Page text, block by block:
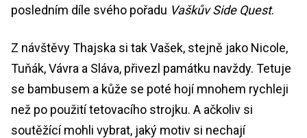
posledním díle svého pořadu Vaškův Side Quest.
Z návštěvy Thajska si tak Vašek, stejně jako Nicole,
Tuňák, Vávra a Sláva, přivezl památku navždy. Tetuje
se bambusem a kůže se poté hojí mnohem rychleji
než po použití tetovacího strojku. A ačkoliv si
soutěžící mohli vybrat, jaký motiv si nechají